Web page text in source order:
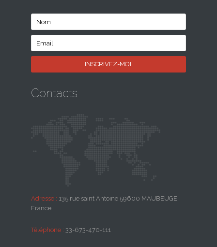
Contacts
Adresse : 135 rue saint Antoine 59600 MAUBEUGE,
France
Téléphone : 33-673-470-111